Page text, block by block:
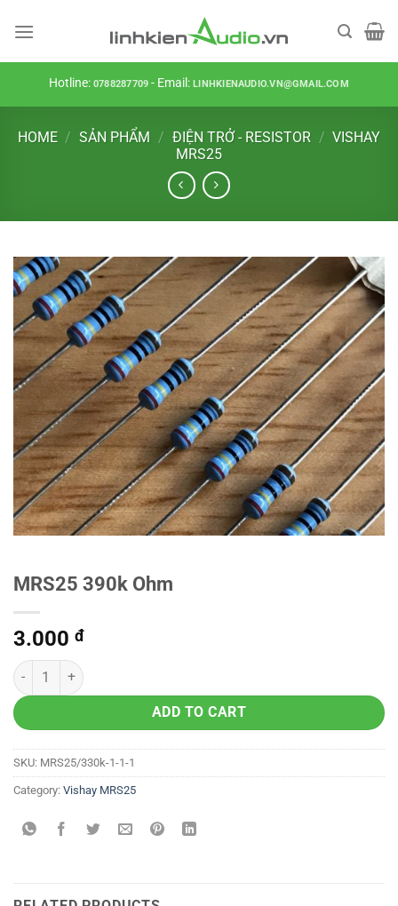
Hotline:0788287709 - Email:LINHKIENAUDIO.VN@GMAIL.COM
HOME / SẢN PHẨM / ĐIỆN TRỞ - RESISTOR / VISHAY
MRS25
MRS25 390k Ohm
3.000 đ
ADD TO CART
SKU: MRS25/330k-1-1-1
Category: Vishay MRS25